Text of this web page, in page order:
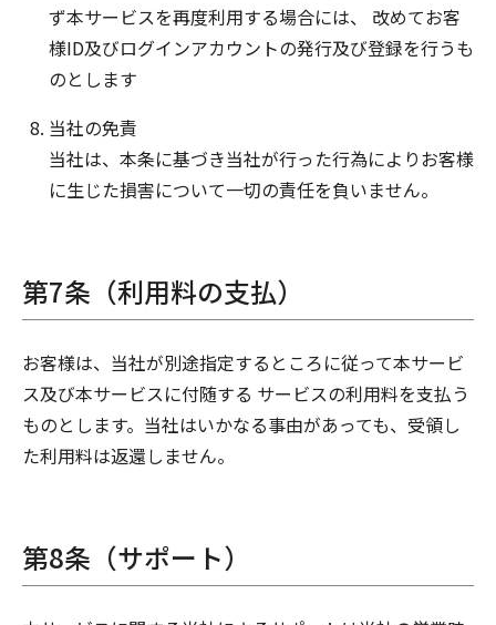
ず本サービスを再度利用する場合には、 改めてお客
様ID及びログインアカウントの発行及び登録を行うも
のとします
当社の免責
当社は、本条に基づき当社が行った行為によりお客様
に生じた損害について一切の責任を負いません。
第7条（利用料の支払）
お客様は、当社が別途指定するところに従って本サービ
ス及び本サービスに付随する サービスの利用料を支払う
ものとします。当社はいかなる事由があっても、受領し
た利用料は返還しません。
第8条（サポート）